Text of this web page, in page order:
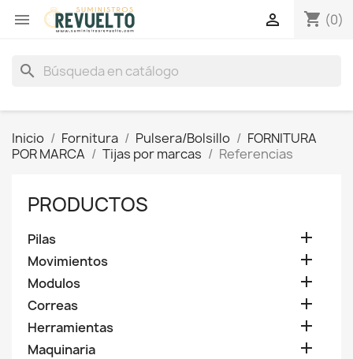
 shopping_cart (0)

search
Inicio Fornitura Pulsera/Bolsillo
FORNITURA
POR MARCA
Tijas por marcas Referencias
PRODUCTOS
Pilas 
Movimientos 
Modulos 
Correas 
Herramientas 
Maquinaria 